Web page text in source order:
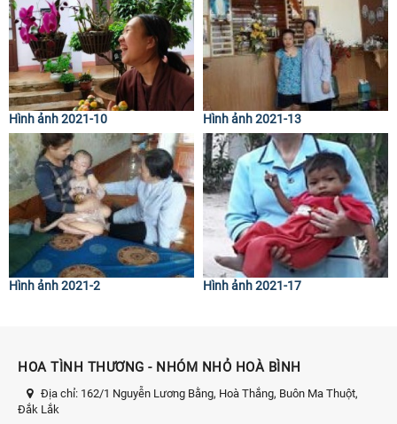
Hình ảnh 2021-10 Hình ảnh 2021-13
Hình ảnh 2021-2 Hình ảnh 2021-17
HOA TÌNH THƯƠNG - NHÓM NHỎ HOÀ BÌNH
Địa chỉ: 162/1 Nguyễn Lương Bằng, Hoà Thắng, Buôn Ma Thuột,
Đắk Lắk